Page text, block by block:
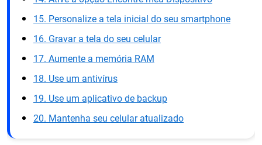
15. Personalize a tela inicial do seu smartphone
16. Gravar a tela do seu celular
17. Aumente a memória RAM
18. Use um antivírus
19. Use um aplicativo de backup
20. Mantenha seu celular atualizado